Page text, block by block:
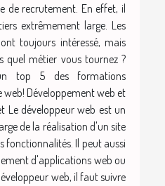
de recrutement. En effet, il
extrêmement large. Les
toujours intéressé, mais
quel métier vous tournez ?
top 5 des formations
web! Développement web et
Le développeur web est un
de la réalisation d'un site
fonctionnalités. Il peut aussi
d'applications web ou
web, il faut suivre